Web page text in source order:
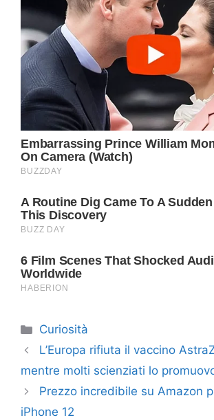
Categorie
Curiosità
L’Europa rifiuta il vaccino
mentre molti scienziati lo
Prezzo incredibile su Amazon
iPhone 12